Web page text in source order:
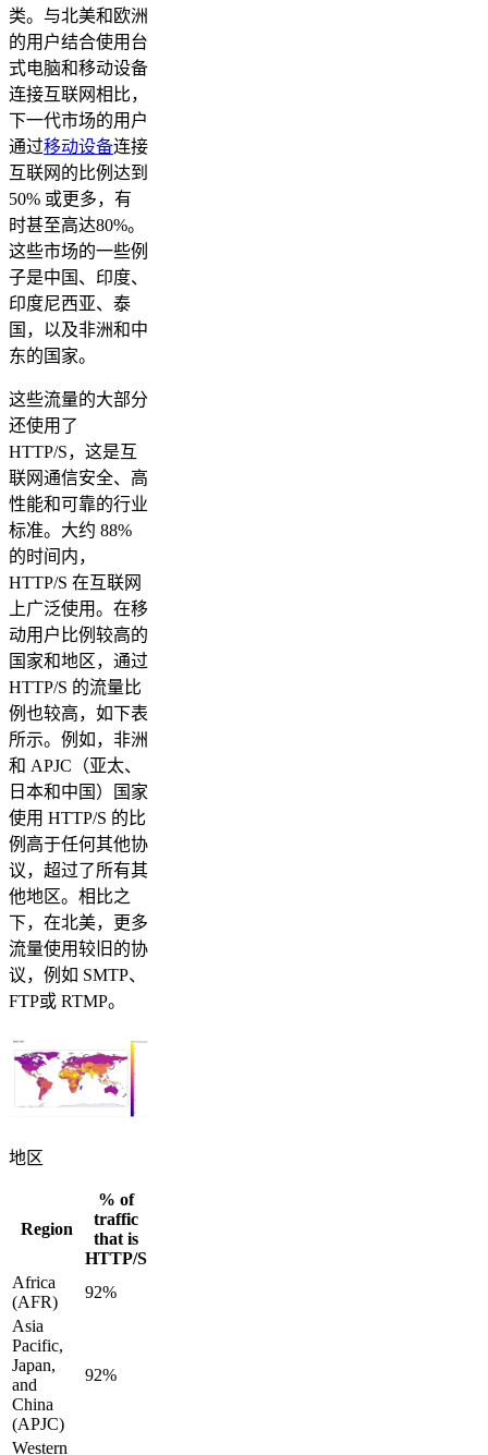
类。与北美和欧洲
的用户结合使用台
式电脑和移动设备
连接互联网相比，
下一代市场的用户
通过移动设备连接
互联网的比例达到
50% 或更多，有
时甚至高达80%。
这些市场的一些例
子是中国、印度、
印度尼西亚、泰
国，以及非洲和中
东的国家。
这些流量的大部分
还使用了
HTTP/S，这是互
联网通信安全、高
性能和可靠的行业
标准。大约 88%
的时间内，
HTTP/S 在互联网
上广泛使用。在移
动用户比例较高的
国家和地区，通过
HTTP/S 的流量比
例也较高，如下表
所示。例如，非洲
和 APJC（亚太、
日本和中国）国家
使用 HTTP/S 的比
例高于任何其他协
议，超过了所有其
他地区。相比之
下，在北美，更多
流量使用较旧的协
议，例如 SMTP、
FTP或 RTMP。
地区
Region
% of
traffic
that is
HTTP/S
Africa
(AFR)
92%
Asia
Pacific,
Japan,
and
China
(APJC)
92%
Western